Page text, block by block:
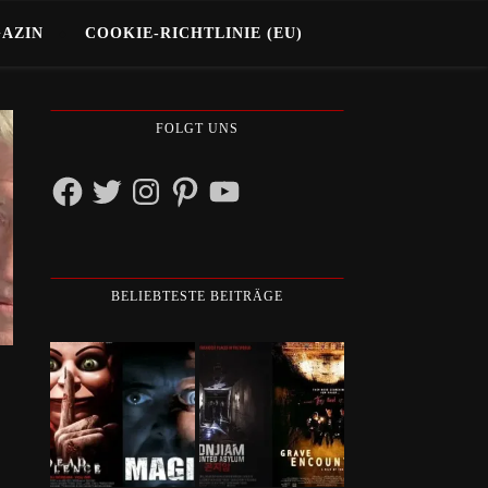
COOKIE-RICHTLINIE (EU)
FOLGT UNS
FacebookTwitterInstagramPinterestYouTube
BELIEBTESTE BEITRÄGE